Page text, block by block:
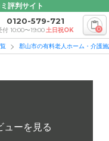
評判サイト
0120-579-721
付 10:00〜19:00土日祝OK 0
郡山市の有料老人ホーム・介護